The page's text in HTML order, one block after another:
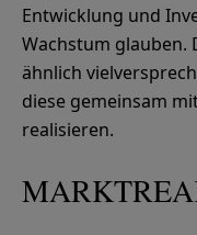
Entwicklung und
Wachstum glauben.
ähnlich
diese gemeinsam
realisieren.